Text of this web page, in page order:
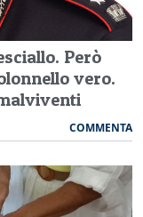
Però
vero.
COMMENTA